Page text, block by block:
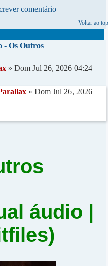
comentário
Voltar ao
- Os Outros
» Dom Jul 26, 2026 04:24
» Dom Jul 26, 2026
áudio |